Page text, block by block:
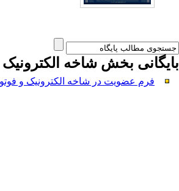
بایگانی بخش شاخه‌
فرم عضویت در شاخه الکترونیک و